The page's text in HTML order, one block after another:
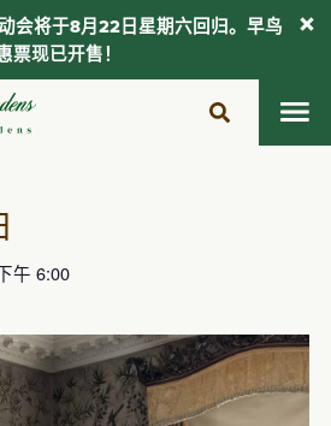
午 6:00
会将于8月22日星期六回归。早鸟
票现已开售！